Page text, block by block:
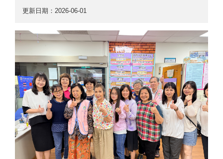
更新日期：2026-06-01